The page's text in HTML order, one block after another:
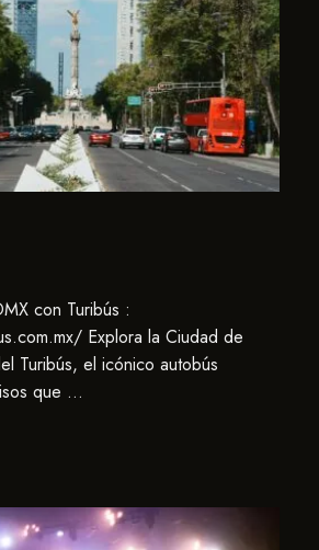
con Turibús :
Explora la Ciudad de
Turibús, el icónico autobús
que …